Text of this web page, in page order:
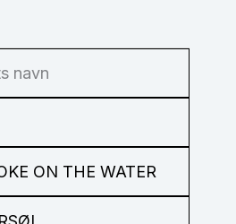
navn
ON THE WATER